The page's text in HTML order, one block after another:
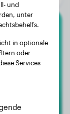
und
unter
in optionale
oder
Services